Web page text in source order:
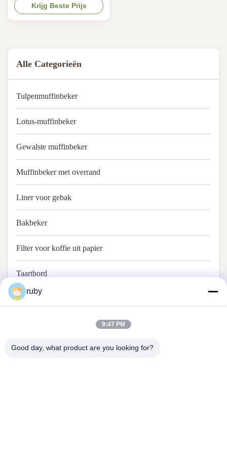
with FDA, KOSHER, LFGB, QS.
Oil-resist, bakable &
Krijg Beste Prijs
Alle Categorieën
Tulpenmuffinbeker
Lotus-muffinbeker
Gewalste muffinbeker
Muffinbeker met overrand
Liner voor gebak
Bakbeker
Filter voor koffie uit papier
Taartbord
Bakseldocument
ruby
9:47 PM
Good day, what product are you looking for?